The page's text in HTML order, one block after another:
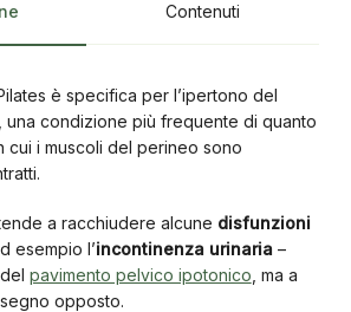
Contenuti
è specifica per l’ipertono del
una condizione più frequente di quanto
cui i muscoli del perineo sono
a racchiudere alcune disfunzioni
esempio l’incontinenza urinaria –
pavimento pelvico ipotonico , ma a
opposto.